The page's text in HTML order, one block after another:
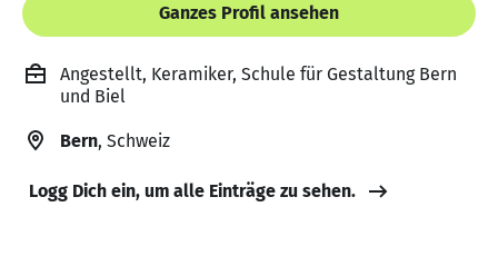
Ganzes Profil ansehen
Angestellt, Keramiker, Schule für Gestaltung Bern
und Biel
Bern, Schweiz
Logg Dich ein, um alle Einträge zu sehen.